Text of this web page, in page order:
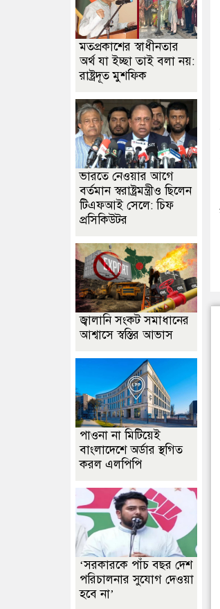
মতপ্রকাশের স্বাধীনতার
অর্থ যা ইচ্ছা তাই বলা নয়:
রাষ্ট্রদূত মুশফিক
ভারতে নেওয়ার আগে
বর্তমান স্বরাষ্ট্রমন্ত্রীও ছিলেন
টিএফআই সেলে: চিফ
প্রসিকিউটর
জ্বালানি সংকট সমাধানের
আশ্বাসে স্বস্তির আভাস
পাওনা না মিটিয়েই
বাংলাদেশে অর্ডার স্থগিত
করল এলপিপি
‘সরকারকে পাঁচ বছর দেশ
পরিচালনার সুযোগ দেওয়া
হবে না’